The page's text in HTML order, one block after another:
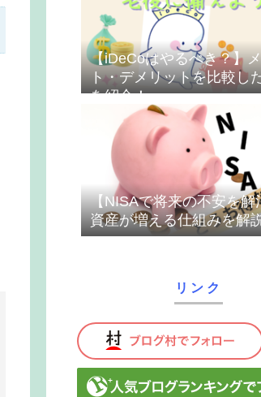
【iDeCoはやるべき？】
ト・デメリットを比較し
を紹介！
【NISAで将来の不安を解
資産が増える仕組みを解
リンク